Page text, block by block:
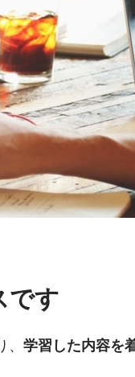
です
学習した内容を